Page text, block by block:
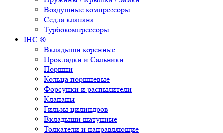
Воздушные компрессоры
Седла клапана
Турбокомпрессоры
IHC ®
Вкладыши коренные
Прокладки и Сальники
Поршни
Кольца поршневые
Форсунки и распылители
Клапаны
Гильзы цилиндров
Вкладыши шатунные
Толкатели и направляющие